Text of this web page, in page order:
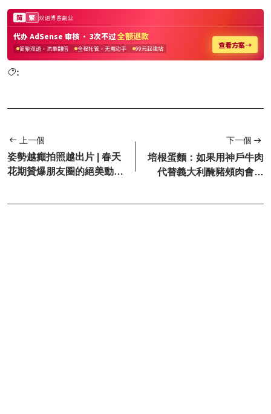
:
上一個
姿勢越癲拍照越出片 | 春天
花期贊爆朋友圈的絕美動
下一個
培根蛋麵：如果用神戶牛肉
代替義大利醃豬頰肉會怎